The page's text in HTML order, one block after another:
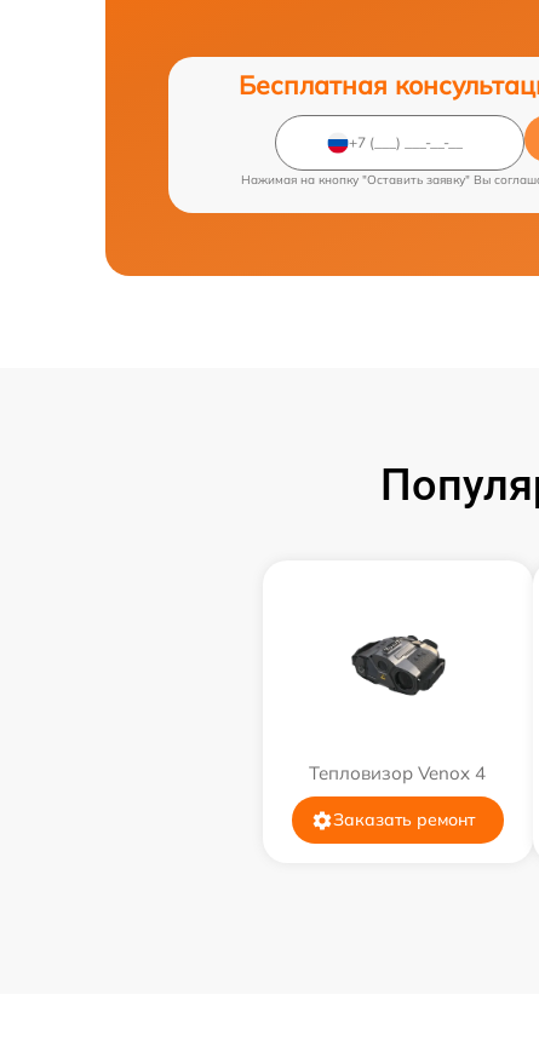
Бесплатная
Нажимая на кнопку "Оставить заявку" Вы
Тепловизор Venox 4
Заказать ремонт